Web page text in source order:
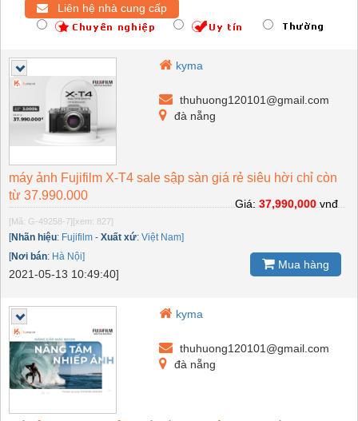
Liên hệ nhà cung cấp
kyma
thuhuong120101@gmail.com
đà nẵng
máy ảnh Fujifilm X-T4 sale sập sàn giá rẻ siêu hời chỉ còn
từ 37.990.000
[Mã: G-49258-7][xem: 827]
[Nhãn hiệu: Fujifilm - Xuất xứ: Việt Nam]
[Nơi bán: Hà Nội]
2021-05-13 10:49:40]
Giá: 37,990,000 vnđ
Mua hàng
kyma
thuhuong120101@gmail.com
đà nẵng